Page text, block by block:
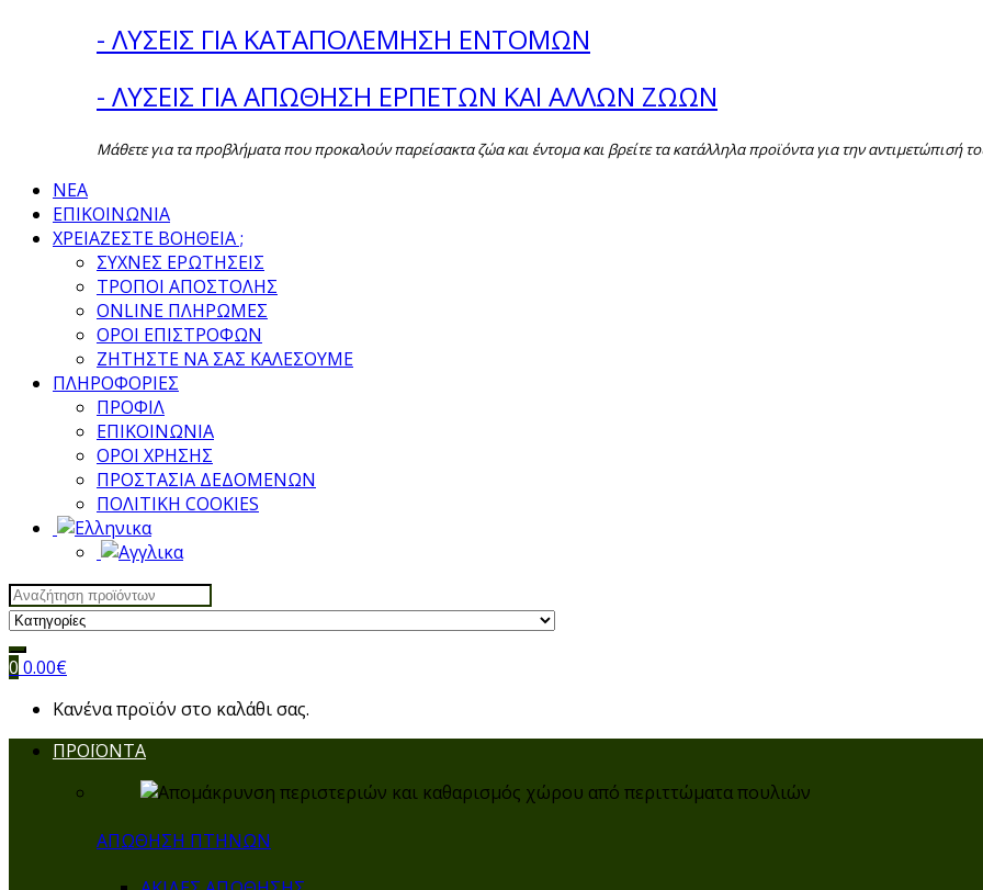
- ΛΥΣΕΙΣ ΓΙΑ ΚΑΤΑΠΟΛΕΜΗΣΗ ΕΝΤΟΜΩΝ
- ΛΥΣΕΙΣ ΓΙΑ ΑΠΩΘΗΣΗ ΕΡΠΕΤΩΝ ΚΑΙ ΑΛΛΩΝ ΖΩΩΝ
Μάθετε για τα προβλήματα που προκαλούν παρείσακτα ζώα και έντομα και βρείτε τα κατάλληλα προϊόντα για την αντιμετώπισή
ΝΕΑ
ΕΠΙΚΟΙΝΩΝΙΑ
ΧΡΕΙΑΖΕΣΤΕ ΒΟΗΘΕΙΑ ;
ΣΥΧΝΕΣ ΕΡΩΤΗΣΕΙΣ
ΤΡΟΠΟΙ ΑΠΟΣΤΟΛΗΣ
ONLINE ΠΛΗΡΩΜΕΣ
ΟΡΟΙ ΕΠΙΣΤΡΟΦΩΝ
ΖΗΤΗΣΤΕ ΝΑ ΣΑΣ ΚΑΛΕΣΟΥΜΕ
ΠΛΗΡΟΦΟΡΙΕΣ
ΠΡΟΦΙΛ
ΕΠΙΚΟΙΝΩΝΙΑ
ΟΡΟΙ ΧΡΗΣΗΣ
ΠΡΟΣΤΑΣΙΑ ΔΕΔΟΜΕΝΩΝ
ΠΟΛΙΤΙΚΗ COOKIES
Search
for:
0 0.00€
Κανένα προϊόν στο καλάθι σας.
ΠΡΟΪΟΝΤΑ
ΑΠΩΘΗΣΗ ΠΤΗΝΩΝ